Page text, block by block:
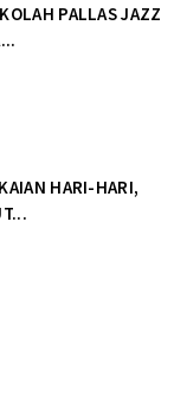
PALLAS JAZZ
HARI-HARI,